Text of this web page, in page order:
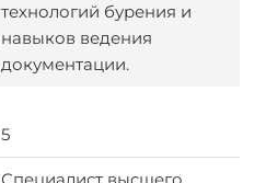
технологий бурения и
навыков ведения
документации.
5